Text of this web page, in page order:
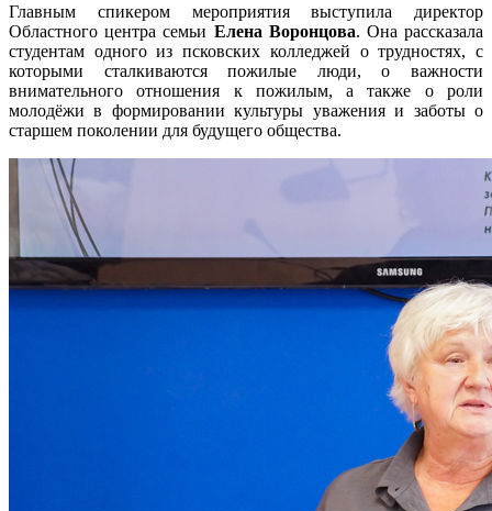
Главным спикером мероприятия выступила директор
Областного центра семьи Елена Воронцова. Она рассказала
студентам одного из псковских колледжей о трудностях, с
которыми сталкиваются пожилые люди, о важности
внимательного отношения к пожилым, а также о роли
молодёжи в формировании культуры уважения и заботы о
старшем поколении для будущего общества.